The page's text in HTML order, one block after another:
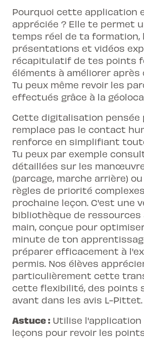
Pourquoi cette application
appréciée ? Elle te permet
temps réel de ta formation,
présentations et vidéos
récapitulatif de tes points
éléments à améliorer après
Tu peux même revoir les
effectués grâce à la
Cette digitalisation pensée
remplace pas le contact
renforce en simplifiant
Tu peux par exemple
détaillées sur les
(parcage, marche arrière)
règles de priorité
prochaine leçon. C'est une
bibliothèque de ressources
main, conçue pour
minute de ton
préparer efficacement à
permis. Nos élèves
particulièrement cette
cette flexibilité, des points
avant dans les avis L-Pittet.
Astuce : Utilise
leçons pour revoir les